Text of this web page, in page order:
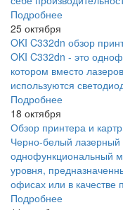
Подробнее
25 октября
OKI C332dn обзор
OKI C332dn - это
котором вместо
используются
Подробнее
18 октября
Обзор принтера и
Черно-белый
однофункциональный
уровня,
офисах или в качестве
Подробнее